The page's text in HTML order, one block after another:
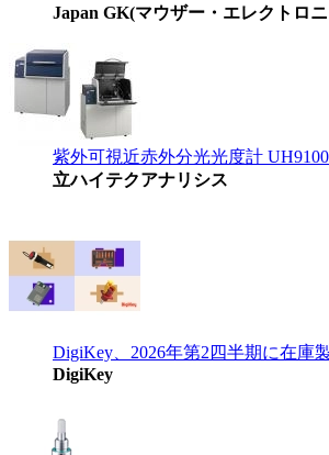
Japan GK(マウザー・エレクトロ
紫外可視近赤外分光光度計
立ハイテクアナリシス
DigiKey、2026年第2四半期に在庫
DigiKey